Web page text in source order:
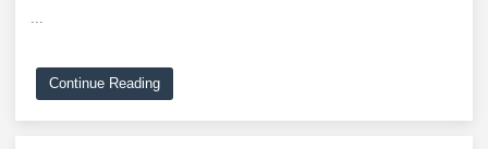
...
Continue Reading